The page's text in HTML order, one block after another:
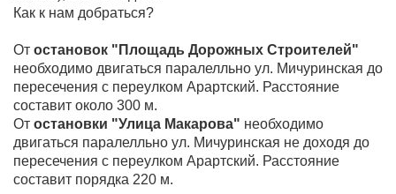
Как к нам добраться?
От остановок "Площадь Дорожных Строителей"
необходимо двигаться паралелльно ул. Мичуринская до
пересечения с переулком Арартский. Расстояние
составит около 300 м.
От остановки "Улица Макарова" необходимо
двигаться паралелльно ул. Мичуринская не доходя до
пересечения с переулком Арартский. Расстояние
составит порядка 220 м.